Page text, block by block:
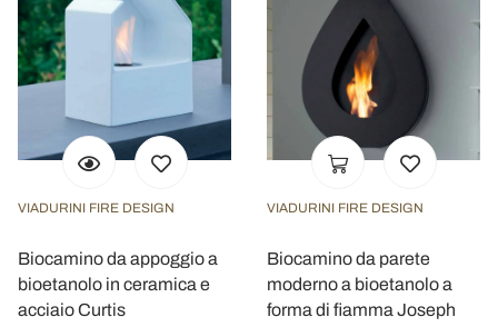
VIADURINI FIRE DESIGN
Biocamino da appoggio a
bioetanolo in ceramica e
acciaio Curtis
VIADURINI FIRE DESIGN
Biocamino da parete
moderno a bioetanolo a
forma di fiamma Joseph